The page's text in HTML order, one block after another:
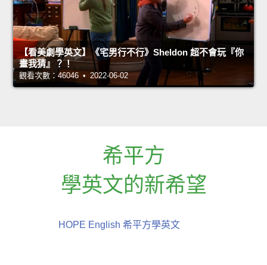
【看美劇學英文】《宅男行不行》Sheldon 超不會玩『你
畫我猜』？！
觀看次數：46046 • 2022-06-02
希平方
學英文的新希望
HOPE English 希平方學英文